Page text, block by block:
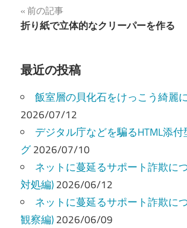
投
稿
ナ
ビ
ゲ
ー
シ
ョ
ン
前の記事
折り紙で立体的なクリーパーを作る
最近の投稿
飯室層の貝化石をけっこう綺麗
2026/07/12
デジタル庁などを騙るHTML添
グ2026/07/10
ネットに蔓延るサポート詐欺に
対処編)2026/06/12
ネットに蔓延るサポート詐欺に
観察編)2026/06/09